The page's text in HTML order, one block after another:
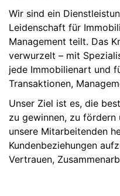
Wir sind ein
Leidenschaft für
Management teilt. Das
verwurzelt – mit
jede Immobilienart und
Transaktionen,
Unser Ziel ist es, die
zu gewinnen, zu
unsere Mitarbeitenden
Kundenbeziehungen
Vertrauen,